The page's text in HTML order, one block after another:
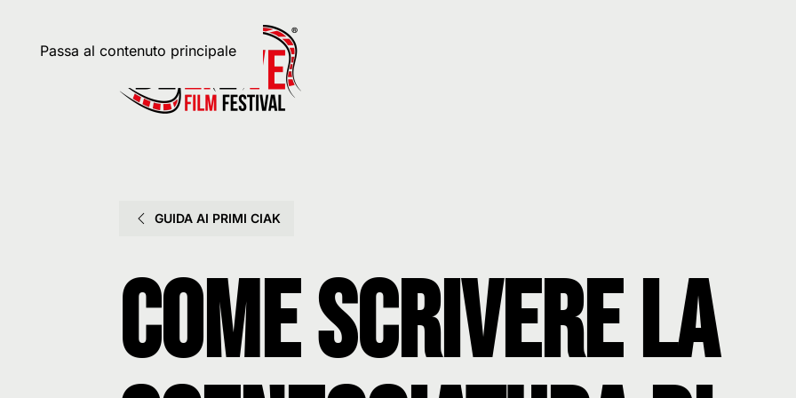
Passa al contenuto principale
GUIDA AI PRIMI CIAK
Come scrivere la